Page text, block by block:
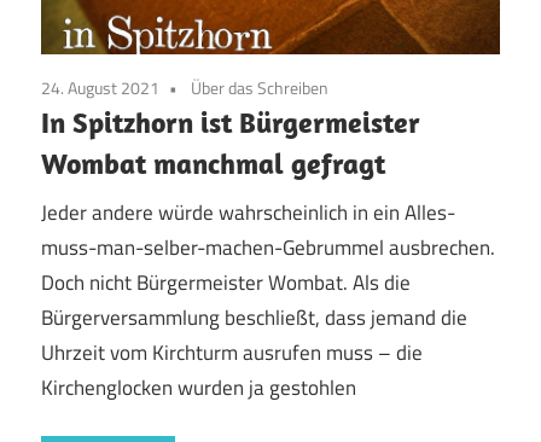
24. August 2021 Über das Schreiben
In Spitzhorn ist Bürgermeister
Wombat manchmal gefragt
Jeder andere würde wahrscheinlich in ein Alles-
muss-man-selber-machen-Gebrummel ausbrechen.
Doch nicht Bürgermeister Wombat. Als die
Bürgerversammlung beschließt, dass jemand die
Uhrzeit vom Kirchturm ausrufen muss – die
Kirchenglocken wurden ja gestohlen